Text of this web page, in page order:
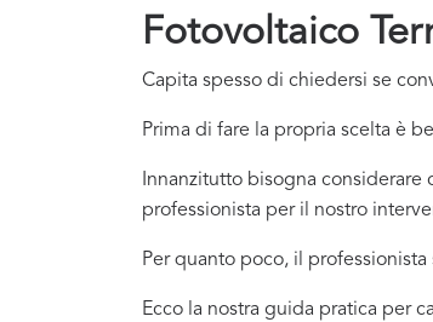
Fotovoltaico
Capita spesso di chiedersi se
Prima di fare la propria scelta è
Innanzitutto bisogna considerare
professionista per il nostro
Per quanto poco, il
Ecco la nostra guida pratica per